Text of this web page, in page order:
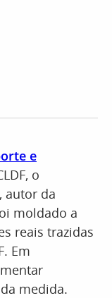
e
o
autor da
moldado a
reais trazidas
Em
medida.